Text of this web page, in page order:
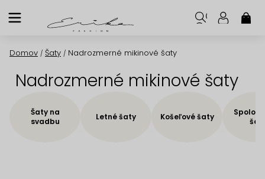
na
Domov / Šaty / Nadrozmerné mikinové šaty
Nadrozmerné mikinové šaty
Šaty na
svadbu
Letné šaty Košeľové šaty